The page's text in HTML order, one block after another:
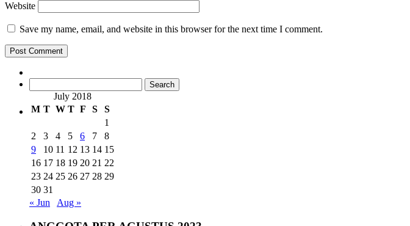
Website
Save my name, email, and website in this browser for the next time I comment.
for:
July 2018
M T W T F S
S
1
2
3 4 5 6 7
8
9
10 11 12 13 14 15
16 17 18 19 20 21 22
23 24 25 26 27 28 29
30 31
« Jun
Aug »